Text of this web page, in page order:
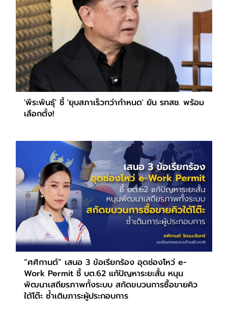
'พีระพันธุ์' ชี้ 'ยุบสภาเร็วกว่ากำหนด' ยัน รทสช. พร้อม
เลือกตั้ง!
“ศศิกานต์” เสนอ 3 ข้อเรียกร้อง อุดช่องโหว่ e-
Work Permit ชี้ บต.62 แก้ปัญหาระยะสั้น หนุน
พัฒนาเสถียรภาพทั้งระบบ สกัดขบวนการซื้อขายคิว
ใต้โต๊ะ ซ้ำเติมภาระผู้ประกอบการ